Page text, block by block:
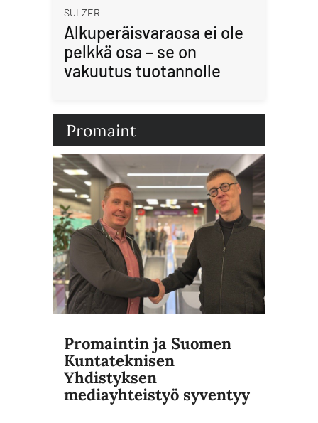
SULZER
Alkuperäisvaraosa ei ole
pelkkä osa – se on
vakuutus tuotannolle
Promaint
Promaintin ja Suomen
Kuntateknisen
Yhdistyksen
mediayhteistyö syventyy